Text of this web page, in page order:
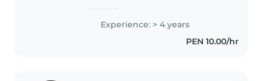
persona responsable, paciente,
cariñosa y comprometida con el
bienestar de los niños. Tengo..
Experience: > 4 years
PEN 10.00/hr